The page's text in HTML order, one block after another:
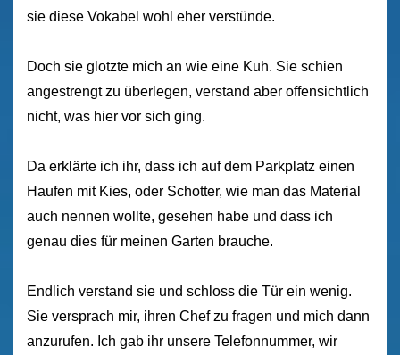
sie diese Vokabel wohl eher verstünde.
Doch sie glotzte mich an wie eine Kuh. Sie schien
angestrengt zu überlegen, verstand aber offensichtlich
nicht, was hier vor sich ging.
Da erklärte ich ihr, dass ich auf dem Parkplatz einen
Haufen mit Kies, oder Schotter, wie man das Material
auch nennen wollte, gesehen habe und dass ich
genau dies für meinen Garten brauche.
Endlich verstand sie und schloss die Tür ein wenig.
Sie versprach mir, ihren Chef zu fragen und mich dann
anzurufen. Ich gab ihr unsere Telefonnummer, wir